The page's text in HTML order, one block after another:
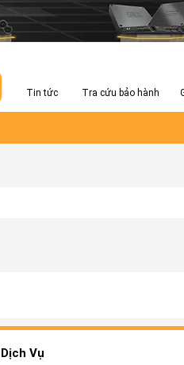
Tin tức Tra cứu bảo hành
Dịch Vụ